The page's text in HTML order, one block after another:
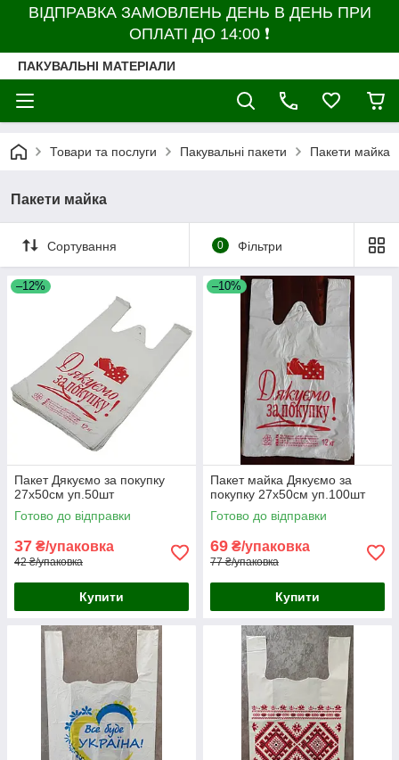
ВІДПРАВКА ЗАМОВЛЕНЬ ДЕНЬ В ДЕНЬ ПРИ
ОПЛАТІ ДО 14:00 ❗
ПАКУВАЛЬНІ МАТЕРІАЛИ
Товари та послуги Пакувальні пакети Пакети майка
Пакети майка
Сортування 0 Фільтри
–12%
Пакет Дякуємо за покупку
27x50см уп.50шт
Готово до відправки
37 ₴/упаковка
42 ₴/упаковка
Купити
–10%
Пакет майка Дякуємо за
покупку 27x50см уп.100шт
Готово до відправки
69 ₴/упаковка
77 ₴/упаковка
Купити